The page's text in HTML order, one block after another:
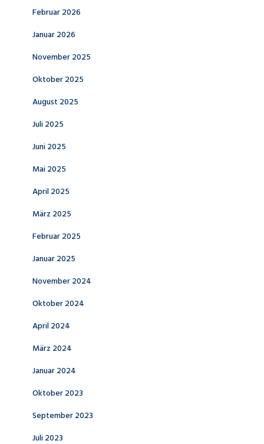
Februar 2026
Januar 2026
November 2025
Oktober 2025
August 2025
Juli 2025
Juni 2025
Mai 2025
April 2025
März 2025
Februar 2025
Januar 2025
November 2024
Oktober 2024
April 2024
März 2024
Januar 2024
Oktober 2023
September 2023
Juli 2023